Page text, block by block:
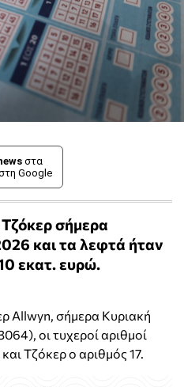
στα
Google
σήμερα
και τα λεφτά ήταν
εκατ. ευρώ.
Allwyn, σήμερα Κυριακή
οι τυχεροί αριθμοί
Τζόκερ ο αριθμός 17.